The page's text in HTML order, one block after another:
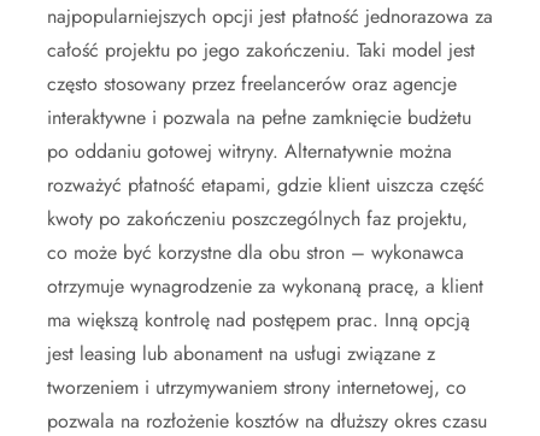
najpopularniejszych opcji jest płatność jednorazowa za
całość projektu po jego zakończeniu. Taki model jest
często stosowany przez freelancerów oraz agencje
interaktywne i pozwala na pełne zamknięcie budżetu
po oddaniu gotowej witryny. Alternatywnie można
rozważyć płatność etapami, gdzie klient uiszcza część
kwoty po zakończeniu poszczególnych faz projektu,
co może być korzystne dla obu stron – wykonawca
otrzymuje wynagrodzenie za wykonaną pracę, a klient
ma większą kontrolę nad postępem prac. Inną opcją
jest leasing lub abonament na usługi związane z
tworzeniem i utrzymywaniem strony internetowej, co
pozwala na rozłożenie kosztów na dłuższy okres czasu